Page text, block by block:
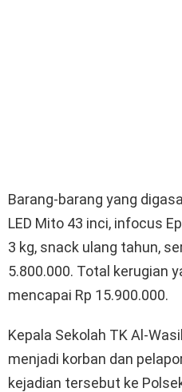
Barang-barang yang
LED Mito 43 inci, infocus
3 kg, snack ulang tahun,
5.800.000. Total kerugian
mencapai Rp 15.900.000.
Kepala Sekolah TK Al-
menjadi korban dan
kejadian tersebut ke